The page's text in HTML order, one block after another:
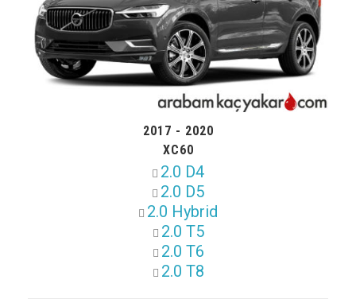
2017 - 2020
XC60
2.0 D4
2.0 D5
2.0 Hybrid
2.0 T5
2.0 T6
2.0 T8